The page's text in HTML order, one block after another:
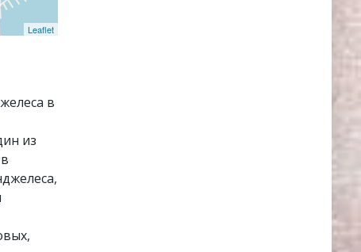
Leaflet
в
из